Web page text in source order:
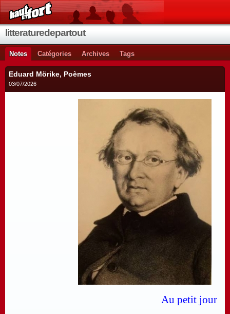
litteraturedepartout
Notes Catégories Archives Tags
Eduard Mörike, Poèmes
03/07/2026
Au petit jour